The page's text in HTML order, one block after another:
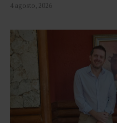
4 agosto, 2026